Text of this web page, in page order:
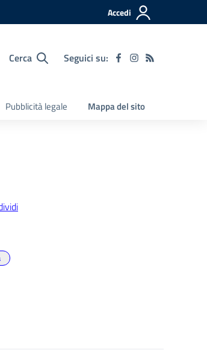
Accedi
Cerca Seguici su:
Pubblicità legale Mappa del sito